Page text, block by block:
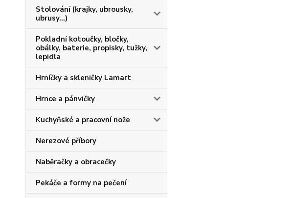
Stolování (krajky, ubrousky,
ubrusy...)
Pokladní kotoučky, bločky,
obálky, baterie, propisky, tužky,
lepidla
Hrníčky a skleničky Lamart
Hrnce a pánvičky
Kuchyňské a pracovní nože
Nerezové příbory
Naběračky a obracečky
Pekáče a formy na pečení